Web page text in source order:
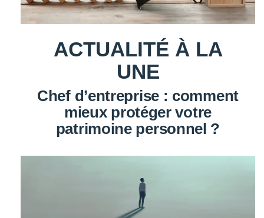
ACTUALITÉ À LA
UNE
Chef d’entreprise : comment
mieux protéger votre
patrimoine personnel ?